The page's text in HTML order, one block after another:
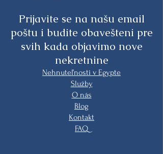
Prijavite se na našu email
poštu i budite obavešteni pre
svih kada objavimo nove
nekretnine
Nehnuteľnosti v Egypte
Služby
O nás
Blog
Kontakt
FAQ